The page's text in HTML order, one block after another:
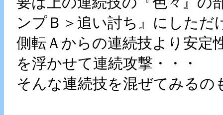
ンプＢ＞追い討ち』にしただ
側転Ａからの連続技より安定
を浮かせて連続攻撃・・・
そんな連続技を混ぜてみるの